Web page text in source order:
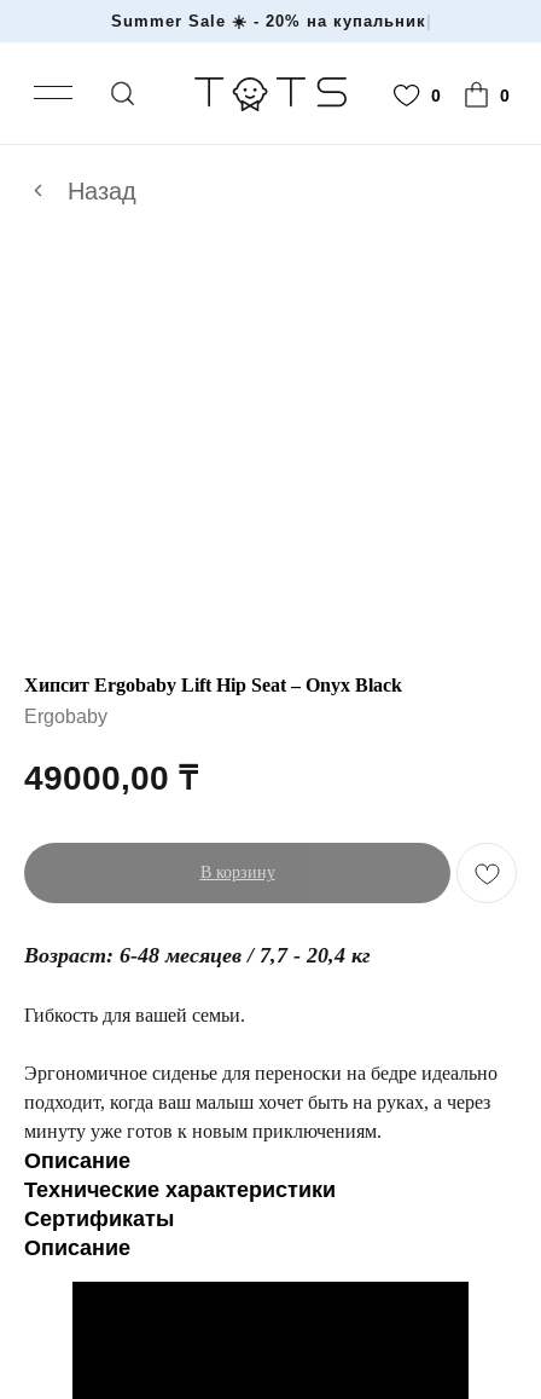
Summer Sale ☀️ - 20% на купа|
Хипсит Ergobaby Lift Hip Seat – Onyx Black
Ergobaby
49000,00 ₸
В корзину
Возраст: 6-48 месяцев / 7,7 - 20,4 кг
Гибкость для вашей семьи.
Эргономичное сиденье для переноски на бедре идеально
подходит, когда ваш малыш хочет быть на руках, а через
минуту уже готов к новым приключениям.
Описание
Технические характеристики
Сертификаты
Описание